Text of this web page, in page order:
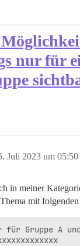
nur für
Juli 2023 um 05:50
in meiner
mit
für Gruppe A